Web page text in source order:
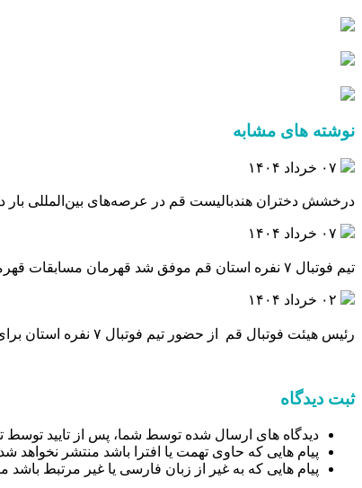
نوشته های مشابه
۰۷ خرداد ۱۴۰۴
درخشش دختران هندبالیست‌ قم در عرصه‌های بین‌المللی بار
۰۷ خرداد ۱۴۰۴
تیم فوتبال ۷ نفره استان قم موفق شد قهرمان مسابقات قهرمانی کشور شود.
۰۲ خرداد ۱۴۰۴
رئیس هیئت فوتبال قم از حضور تیم فوتبال ۷ نفره استان برای حضور در مسابقات قهرمانی کشور به میزبانی ماهان در استان کرمان خبر داد.
ثبت دیدگاه
دیدگاه های ارسال شده توسط شما، پس از تایید توسط
پیام هایی که حاوی تهمت یا افترا باشد منتشر نخواهد
پیام هایی که به غیر از زبان فارسی یا غیر مرتبط باشد